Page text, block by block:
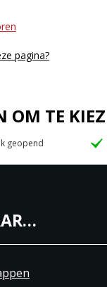
pagina?
OM TE
geopend